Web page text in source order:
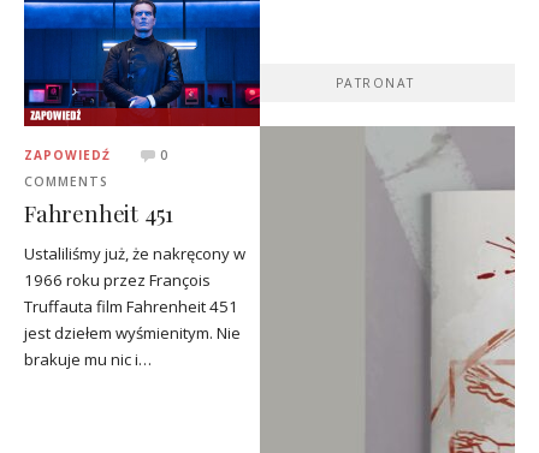
ZAPOWIEDŹ
0
COMMENTS
Fahrenheit 451
Ustaliliśmy już, że nakręcony w
1966 roku przez François
Truffauta film Fahrenheit 451
jest dziełem wyśmienitym. Nie
brakuje mu nic i…
PATRONAT